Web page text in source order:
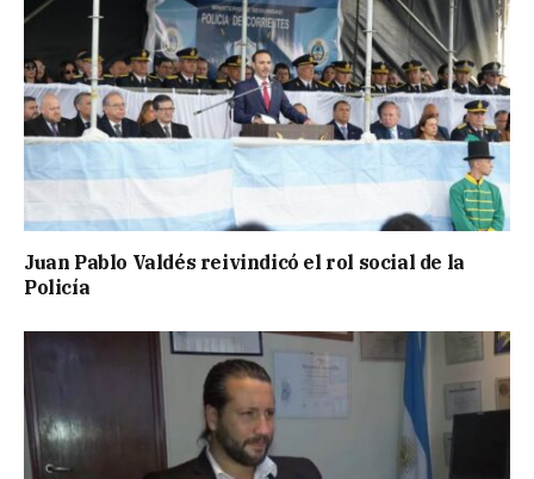
Juan Pablo Valdés reivindicó el rol social de la
Policía